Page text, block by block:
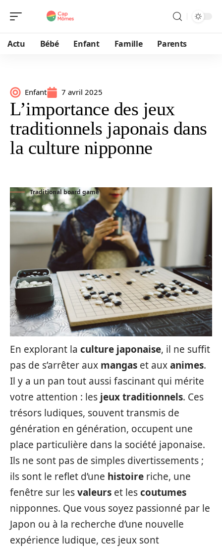
Actu Bébé Enfant Famille Parents
Enfant 7 avril 2025
L’importance des jeux
traditionnels japonais dans
la culture nipponne
Traditional board game
En explorant la culture japonaise, il ne suffit
pas de s’arrêter aux mangas et auxanimes.
Il y a un pan tout aussi fascinant qui mérite
votre attention : les jeux traditionnels. Ces
trésors ludiques, souvent transmis de
génération en génération, occupent une
place particulière dans la société japonaise.
Ils ne sont pas de simples divertissements ;
ils sont le reflet d’une histoire riche, une
fenêtre sur lesvaleurs et lescoutumes
nipponnes. Que vous soyez passionné par le
Japon ou à la recherche d’une nouvelle
expérience ludique, ces jeux sont